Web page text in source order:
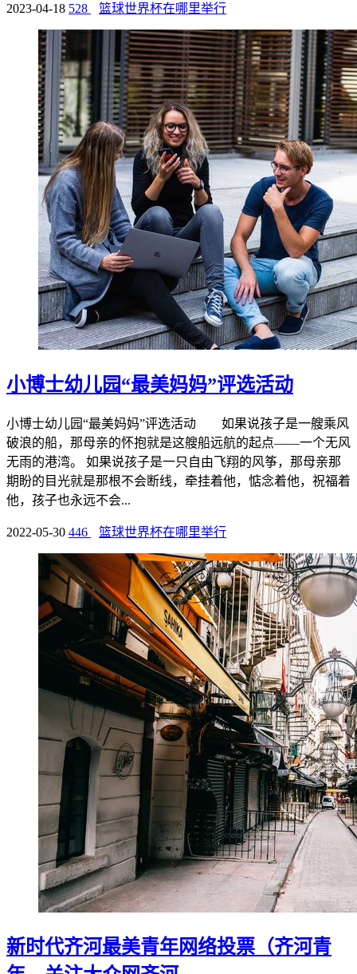
2023-04-18 528 篮球世界杯在哪里举行
小博士幼儿园“最美妈妈”评选活动
小博士幼儿园“最美妈妈”评选活动 如果说孩子是一艘乘风
破浪的船，那母亲的怀抱就是这艘船远航的起点——一个无风
无雨的港湾。 如果说孩子是一只自由飞翔的风筝，那母亲那
期盼的目光就是那根不会断线，牵挂着他，惦念着他，祝福着
他，孩子也永远不会...
2022-05-30 446 篮球世界杯在哪里举行
新时代齐河最美青年网络投票（齐河青